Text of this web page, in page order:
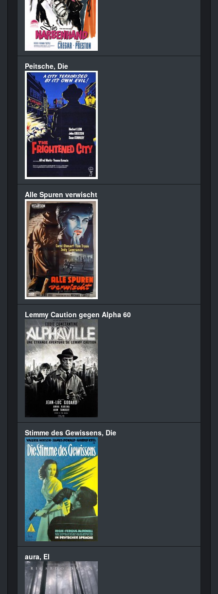
Peitsche, Die
Alle Spuren verwischt
Lemmy Caution gegen Alpha 60
Stimme des Gewissens, Die
aura, El